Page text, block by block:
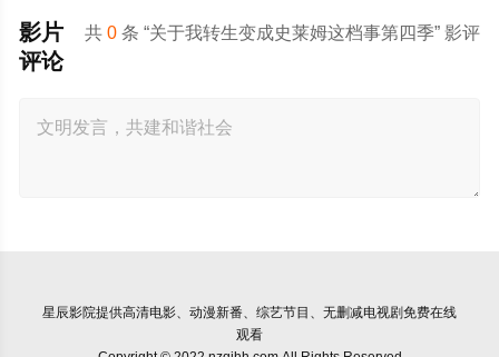
共0 条 “关于我转生变成史莱姆这档事第四季” 影评
影片
评论
星辰影院提供高清电影、动漫新番、综艺节目、无删减电视剧免费在线
观看